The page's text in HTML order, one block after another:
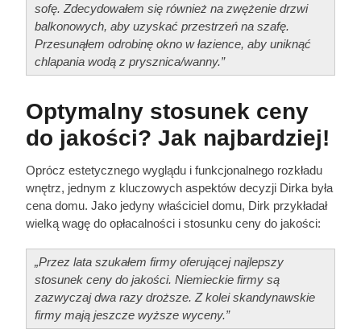
sofę. Zdecydowałem się również na zwężenie drzwi
balkonowych, aby uzyskać przestrzeń na szafę.
Przesunąłem odrobinę okno w łazience, aby uniknąć
chlapania wodą z prysznica/wanny.”
Optymalny stosunek ceny
do jakości? Jak najbardziej!
Oprócz estetycznego wyglądu i funkcjonalnego rozkładu
wnętrz, jednym z kluczowych aspektów decyzji Dirka była
cena domu. Jako jedyny właściciel domu, Dirk przykładał
wielką wagę do opłacalności i stosunku ceny do jakości:
„Przez lata szukałem firmy oferującej najlepszy
stosunek ceny do jakości. Niemieckie firmy są
zazwyczaj dwa razy droższe. Z kolei skandynawskie
firmy mają jeszcze wyższe wyceny.”